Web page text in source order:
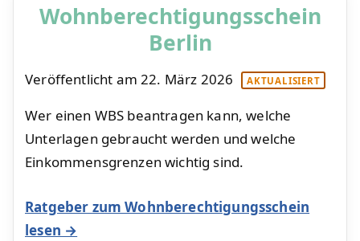
Wohnberechtigungsschein
Berlin
Veröffentlicht am22. März 2026 AKTUALISIERT
Wer einen WBS beantragen kann, welche
Unterlagen gebraucht werden und welche
Einkommensgrenzen wichtig sind.
Ratgeber zum Wohnberechtigungsschein
lesen →